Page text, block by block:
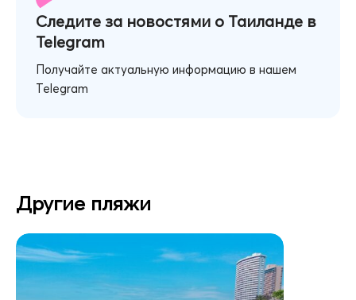
Следите за новостями о Таиланде в
Telegram
Получайте актуальную информацию в нашем
Telegram
Другие пляжи